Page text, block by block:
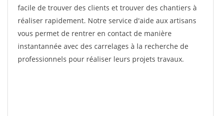
facile de trouver des clients et trouver des chantiers à
réaliser rapidement. Notre service d'aide aux artisans
vous permet de rentrer en contact de manière
instantannée avec des carrelages à la recherche de
professionnels pour réaliser leurs projets travaux.